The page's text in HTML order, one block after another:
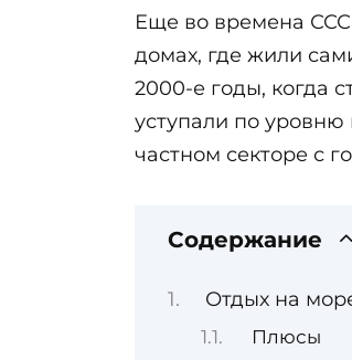
Еще во времена
домах, где жили
2000-е годы, когда
уступали по
частном секторе с
Содержание
Отдых на
Плюсы